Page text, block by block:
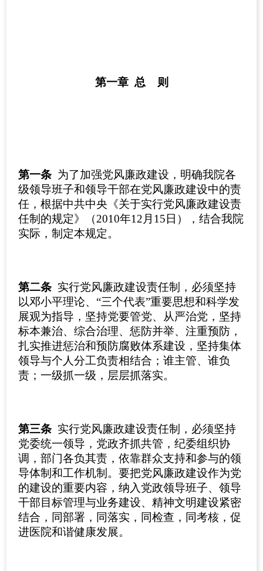
第一章 总 则
第一条 为了加强党风廉政建设，明确我院各
级领导班子和领导干部在党风廉政建设中的责
任，根据中共中央《关于实行党风廉政建设责
任制的规定》（2010年12月15日），结合我院
实际，制定本规定。
第二条 实行党风廉政建设责任制，必须坚持
以邓小平理论、“三个代表”重要思想和科学发
展观为指导，坚持党要管党、从严治党，坚持
标本兼治、综合治理、惩防并举、注重预防，
扎实推进惩治和预防腐败体系建设，坚持集体
领导与个人分工负责相结合；谁主管、谁负
责；一级抓一级，层层抓落实。
第三条 实行党风廉政建设责任制，必须坚持
党委统一领导，党政齐抓共管，纪委组织协
调，部门各负其责，依靠群众支持和参与的领
导体制和工作机制。要把党风廉政建设作为党
的建设的重要内容，纳入党政领导班子、领导
干部目标管理与业务建设、精神文明建设紧密
结合，同部署，同落实，同检查，同考核，促
进医院和谐健康发展。